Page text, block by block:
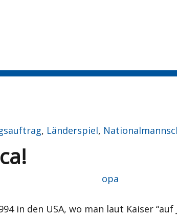
, Länderspiel,
Autor
opa
in den USA, wo man laut Kaiser “auf